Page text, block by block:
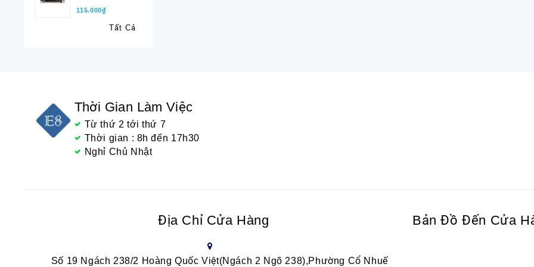
115.000₫
Tất Cả
Thời Gian Làm Việc
Từ thứ 2 tới thứ 7
Thời gian : 8h đến 17h30
Nghỉ Chủ Nhật
Địa Chỉ Cửa Hàng
Số 19 Ngách 238/2 Hoàng Quốc Việt(Ngách 2 Ngõ 238),Phường Cổ Nhuế
Bản Đồ Đến Cửa